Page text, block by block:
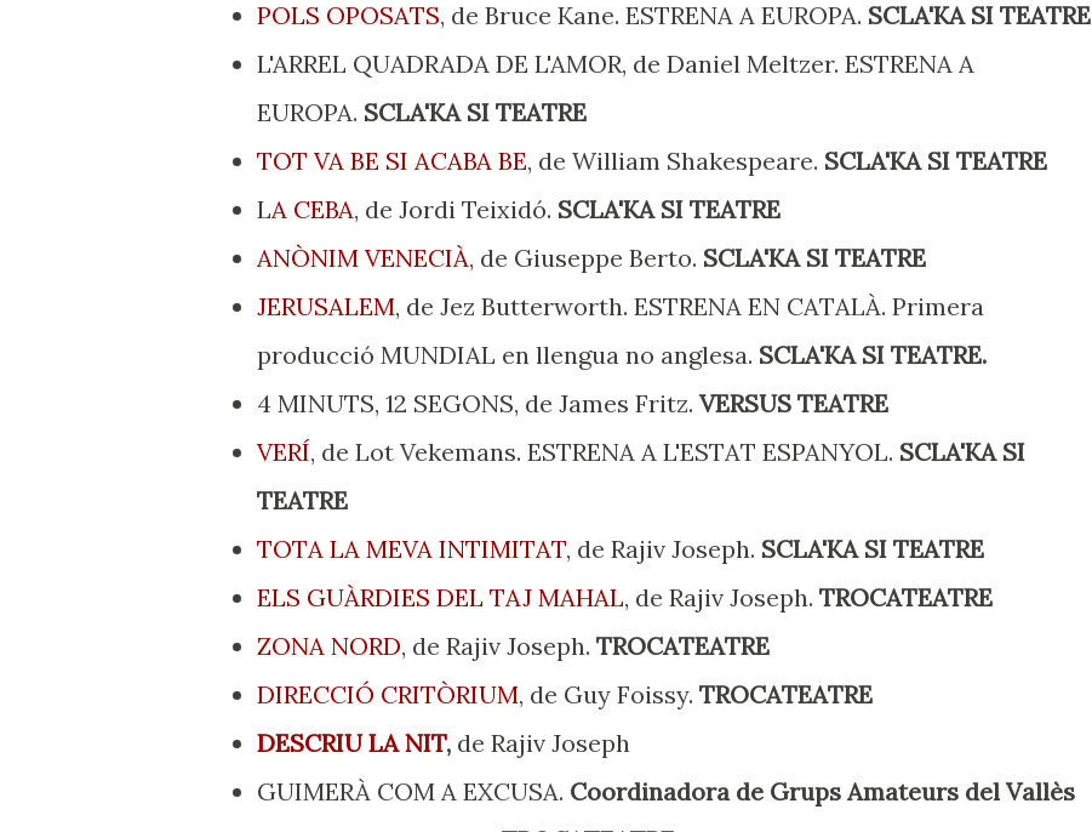
POLS OPOSATS, de Bruce Kane. ESTRENA A EUROPA. SCLA'KA SI TEATRE
L'ARREL QUADRADA DE L'AMOR, de Daniel Meltzer. ESTRENA A
EUROPA. SCLA'KA SI TEATRE
TOT VA BE SI ACABA BE, de William Shakespeare. SCLA'KA SI TEATRE
LA CEBA, de Jordi Teixidó. SCLA'KA SI TEATRE
ANÒNIM VENECIÀ, de Giuseppe Berto. SCLA'KA SI TEATRE
JERUSALEM, de Jez Butterworth. ESTRENA EN CATALÀ. Primera
producció MUNDIAL en llengua no anglesa. SCLA'KA SI TEATRE.
4 MINUTS, 12 SEGONS, de James Fritz. VERSUS TEATRE
VERÍ, de Lot Vekemans. ESTRENA A L'ESTAT ESPANYOL. SCLA'KA SI
TEATRE
TOTA LA MEVA INTIMITAT, de Rajiv Joseph. SCLA'KA SI TEATRE
ELS GUÀRDIES DEL TAJ MAHAL, de Rajiv Joseph. TROCATEATRE
ZONA NORD, de Rajiv Joseph. TROCATEATRE
DIRECCIÓ CRITÒRIUM, de Guy Foissy. TROCATEATRE
DESCRIU LA NIT, de Rajiv Joseph
GUIMERÀ COM A EXCUSA. Coordinadora de Grups Amateurs del Vallès